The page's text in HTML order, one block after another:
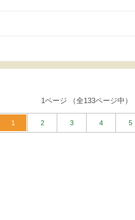
1ページ （全133ページ中）
1 2 3 4 5